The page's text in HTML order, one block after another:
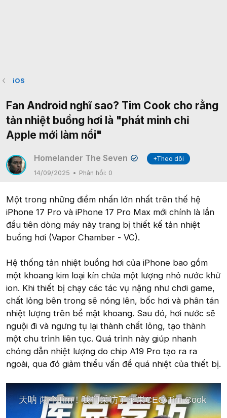
iOS
Fan Android nghĩ sao? Tim Cook cho rằng
tản nhiệt buồng hơi là "phát minh chỉ
Apple mới làm nổi"
Homelander The Seven ✔
+Theo dõi
14/09/2025
Phản hồi: 0
Một trong những điểm nhấn lớn nhất trên thế hệ
iPhone 17 Pro và iPhone 17 Pro Max mới chính là lần
đầu tiên dòng máy này trang bị thiết kế tản nhiệt
buồng hơi (Vapor Chamber - VC).
Hệ thống tản nhiệt buồng hơi của iPhone bao gồm
một khoang kim loại kín chứa một lượng nhỏ nước khử
ion. Khi thiết bị chạy các tác vụ nặng như chơi game,
chất lỏng bên trong sẽ nóng lên, bốc hơi và phân tán
nhiệt lượng trên bề mặt khoang. Sau đó, hơi nước sẽ
nguội đi và ngưng tụ lại thành chất lỏng, tạo thành
một chu trình liên tục. Quá trình này giúp nhanh
chóng dẫn nhiệt lượng do chip A19 Pro tạo ra ra
ngoài, qua đó giảm thiểu vấn đề quá nhiệt của thiết bị.